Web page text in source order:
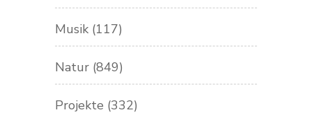
Musik (117)
Natur (849)
Projekte (332)